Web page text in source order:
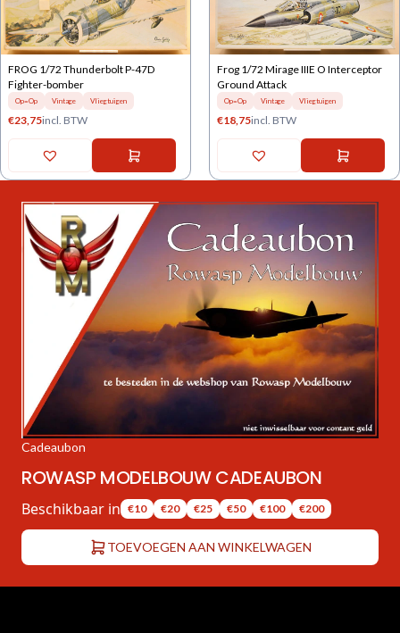
FROG 1/72 Thunderbolt P-47D
Fighter-bomber
Op=Op Vintage Vliegtuigen
€23,75incl. BTW
Frog 1/72 Mirage IIIE O Interceptor
Ground Attack
Op=Op Vintage Vliegtuigen
€18,75incl. BTW
Cadeaubon
ROWASP MODELBOUW CADEAUBON
Beschikbaar in €10 €20 €25 €50 €100 €200
TOEVOEGEN AAN WINKELWAGEN